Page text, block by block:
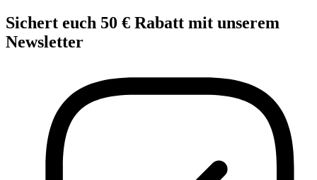
Sichert euch 50 € Rabatt mit unserem
Newsletter